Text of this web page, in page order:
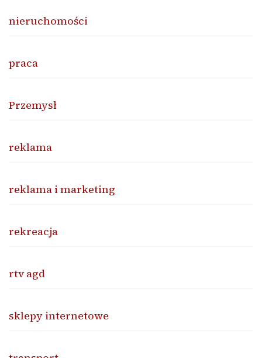
nieruchomości
praca
Przemysł
reklama
reklama i marketing
rekreacja
rtv agd
sklepy internetowe